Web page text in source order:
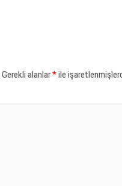
Gerekli alanlar*ile